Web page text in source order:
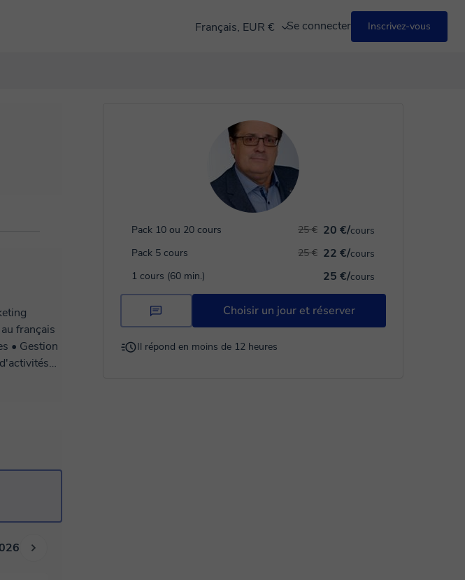
Français, EUR € Se connecter Inscrivez-vous
Pack 10 ou 20 cours 20 €/cours
25 €
Pack 5 cours
22 €/cours
25 €
1 cours (60 min.)
25 €/cours
Choisir un jour et réserver
Il répond en moins de 12 heures
français
• Gestion